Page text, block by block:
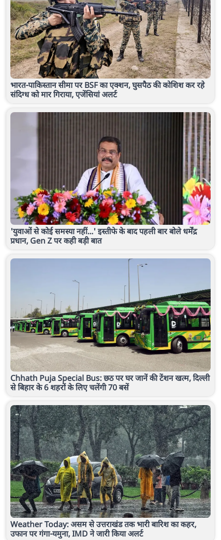
भारत-पाकिस्तान सीमा पर BSF का एक्शन, घुसपैठ की कोशिश कर रहे
संदिग्ध को मार गिराया, एजेंसियां अलर्ट
'युवाओं से कोई समस्या नहीं...' इस्तीफे के बाद पहली बार बोले धर्मेंद्र
प्रधान, Gen Z पर कही बड़ी बात
Chhath Puja Special Bus: छठ पर घर जानें की टेंशन खत्म, दिल्ली
से बिहार के 6 शहरों के लिए चलेंगी 70 बसें
Weather Today: असम से उत्तराखंड तक भारी बारिश का कहर,
उफान पर गंगा-यमुना, IMD ने जारी किया अलर्ट